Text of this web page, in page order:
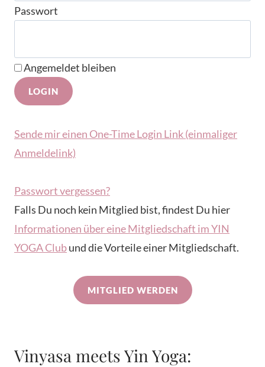
Passwort
Angemeldet bleiben
Sende mir einen One-Time Login Link (einmaliger
Anmeldelink)
Passwort vergessen?
Falls Du noch kein Mitglied bist, findest Du hier
Informationen über eine Mitgliedschaft im YIN
YOGA Clubund die Vorteile einer Mitgliedschaft.
MITGLIED WERDEN
Vinyasa meets Yin Yoga: